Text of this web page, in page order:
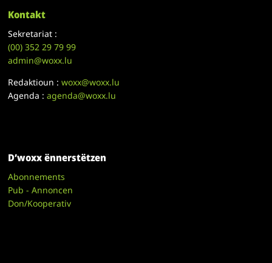
Kontakt
Sekretariat :
(00)352 29 79 99
admin@woxx.lu
Redaktioun :woxx@woxx.lu
Agenda :agenda@woxx.lu
D’woxx ënnerstëtzen
Abonnements
Pub - Annoncen
Don/Kooperativ